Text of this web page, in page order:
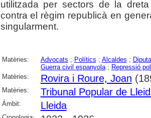
utilitzada per sectors de la
contra el règim republicà en
singularment.
Matèries: Advocats ; Polítics ; Alcaldes ;
Guerra civil espanyola; Repressió
Matèries:
Rovira i Roure, Joan
Matèries: Tribunal Popular de
Àmbit: Lleida